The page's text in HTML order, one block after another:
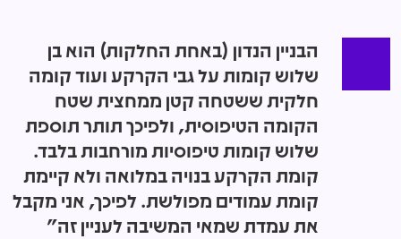
הבניין הנדון (באחת החלקות) הוא בן
שלוש קומות על גבי הקרקע ועוד קומה
חלקית ששטחה קטן ממחצית שטח
הקומה הטיפוסית, ולפיכך תותר תוספת
שלוש קומות טיפוסיות מורחבות בלבד.
קומת הקרקע בנויה במלואה ולא קיימת
קומת עמודים מפולשת. לפיכך, אני מקבל
את עמדת שמאי המשיבה לעניין זה"